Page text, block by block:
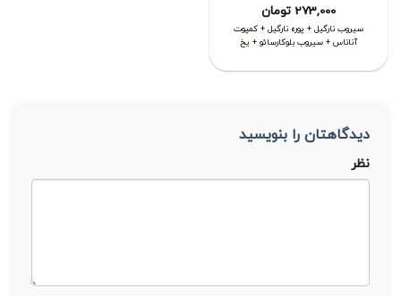
273,000 تومان
سیروب نارگیل + پوره نارگیل + کمپوت
آناناس + سیروب بلوکارسائو + یخ
دیدگاهتان را بنویسید
نظر